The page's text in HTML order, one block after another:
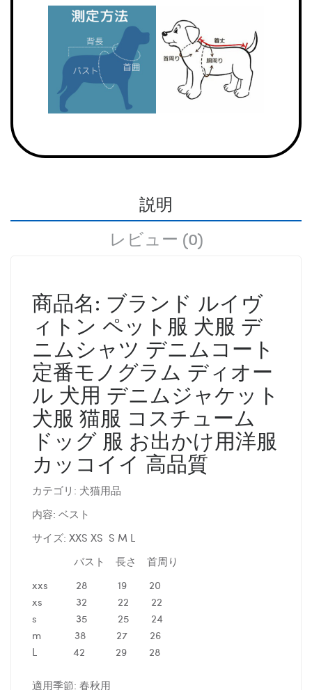
説明
レビュー (0)
商品名: ブランド ルイヴ
ィトン ペット服 犬服 デ
ニムシャツ デニムコート
定番モノグラム ディオー
ル 犬用 デニムジャケット
犬服 猫服 コスチューム
ドッグ 服 お出かけ用洋服
カッコイイ 高品質
カテゴリ: 犬猫用品
内容: ベスト
サイズ: XXS XS S M L
バスト 長さ 首周り
xxs 28 19 20
xs 32 22 22
s 35 25 24
m 38 27 26
L 42 29 28
適用季節: 春秋用